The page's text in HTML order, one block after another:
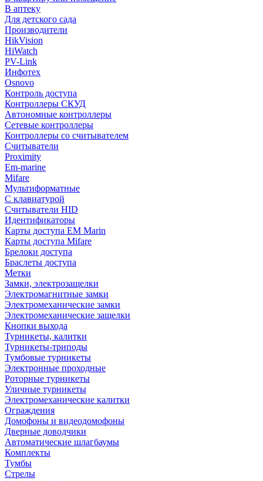
В аптеку
Для детского сада
Производители
HikVision
HiWatch
PV-Link
Инфотех
Osnovo
Контроль доступа
Контроллеры СКУД
Автономные контроллеры
Сетевые контроллеры
Контроллеры со считывателем
Считыватели
Proximity
Em-marine
Mifare
Мультиформатные
С клавиатурой
Считыватели HID
Идентификаторы
Карты доступа EM Marin
Карты доступа Mifare
Брелоки доступа
Браслеты доступа
Метки
Замки, электрозащелки
Электромагнитные замки
Электромеханические замки
Электромеханические защелки
Кнопки выхода
Турникеты, калитки
Турникеты-триподы
Тумбовые турникеты
Электронные проходные
Роторные турникеты
Уличные турникеты
Электромеханические калитки
Ограждения
Домофоны и видеодомофоны
Дверные доводчики
Автоматические шлагбаумы
Комплекты
Тумбы
Стрелы